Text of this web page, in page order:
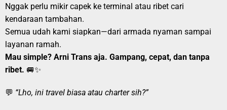
Nggak perlu mikir capek ke terminal atau ribet cari
kendaraan tambahan.
Semua udah kami siapkan—dari armada nyaman sampai
layanan ramah.
Mau simple? Arni Trans aja. Gampang, cepat, dan tanpa
ribet. 🚐✨
💬 “Lho, ini travel biasa atau charter sih?”